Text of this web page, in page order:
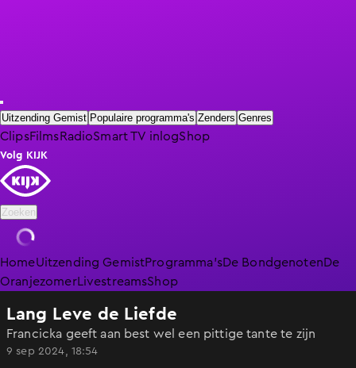
Uitzending Gemist Populaire programma's Zenders Genres
ClipsFilmsRadioSmart TV inlogShop
Volg KIJK
Zoeken
HomeUitzending GemistProgramma'sDe BondgenotenDe
OranjezomerLivestreamsShop
Lang Leve de Liefde
Francicka geeft aan best wel een pittige tante te zijn
9 sep 2024, 18:54